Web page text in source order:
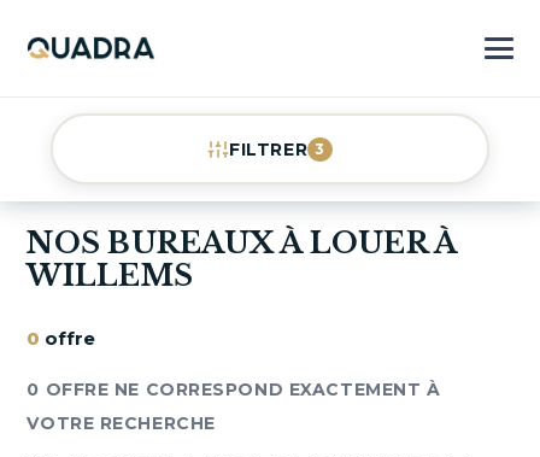
FILTRER 3
NOS BUREAUX À LOUER À
WILLEMS
0 offre
0 OFFRE NE CORRESPOND EXACTEMENT À
VOTRE RECHERCHE